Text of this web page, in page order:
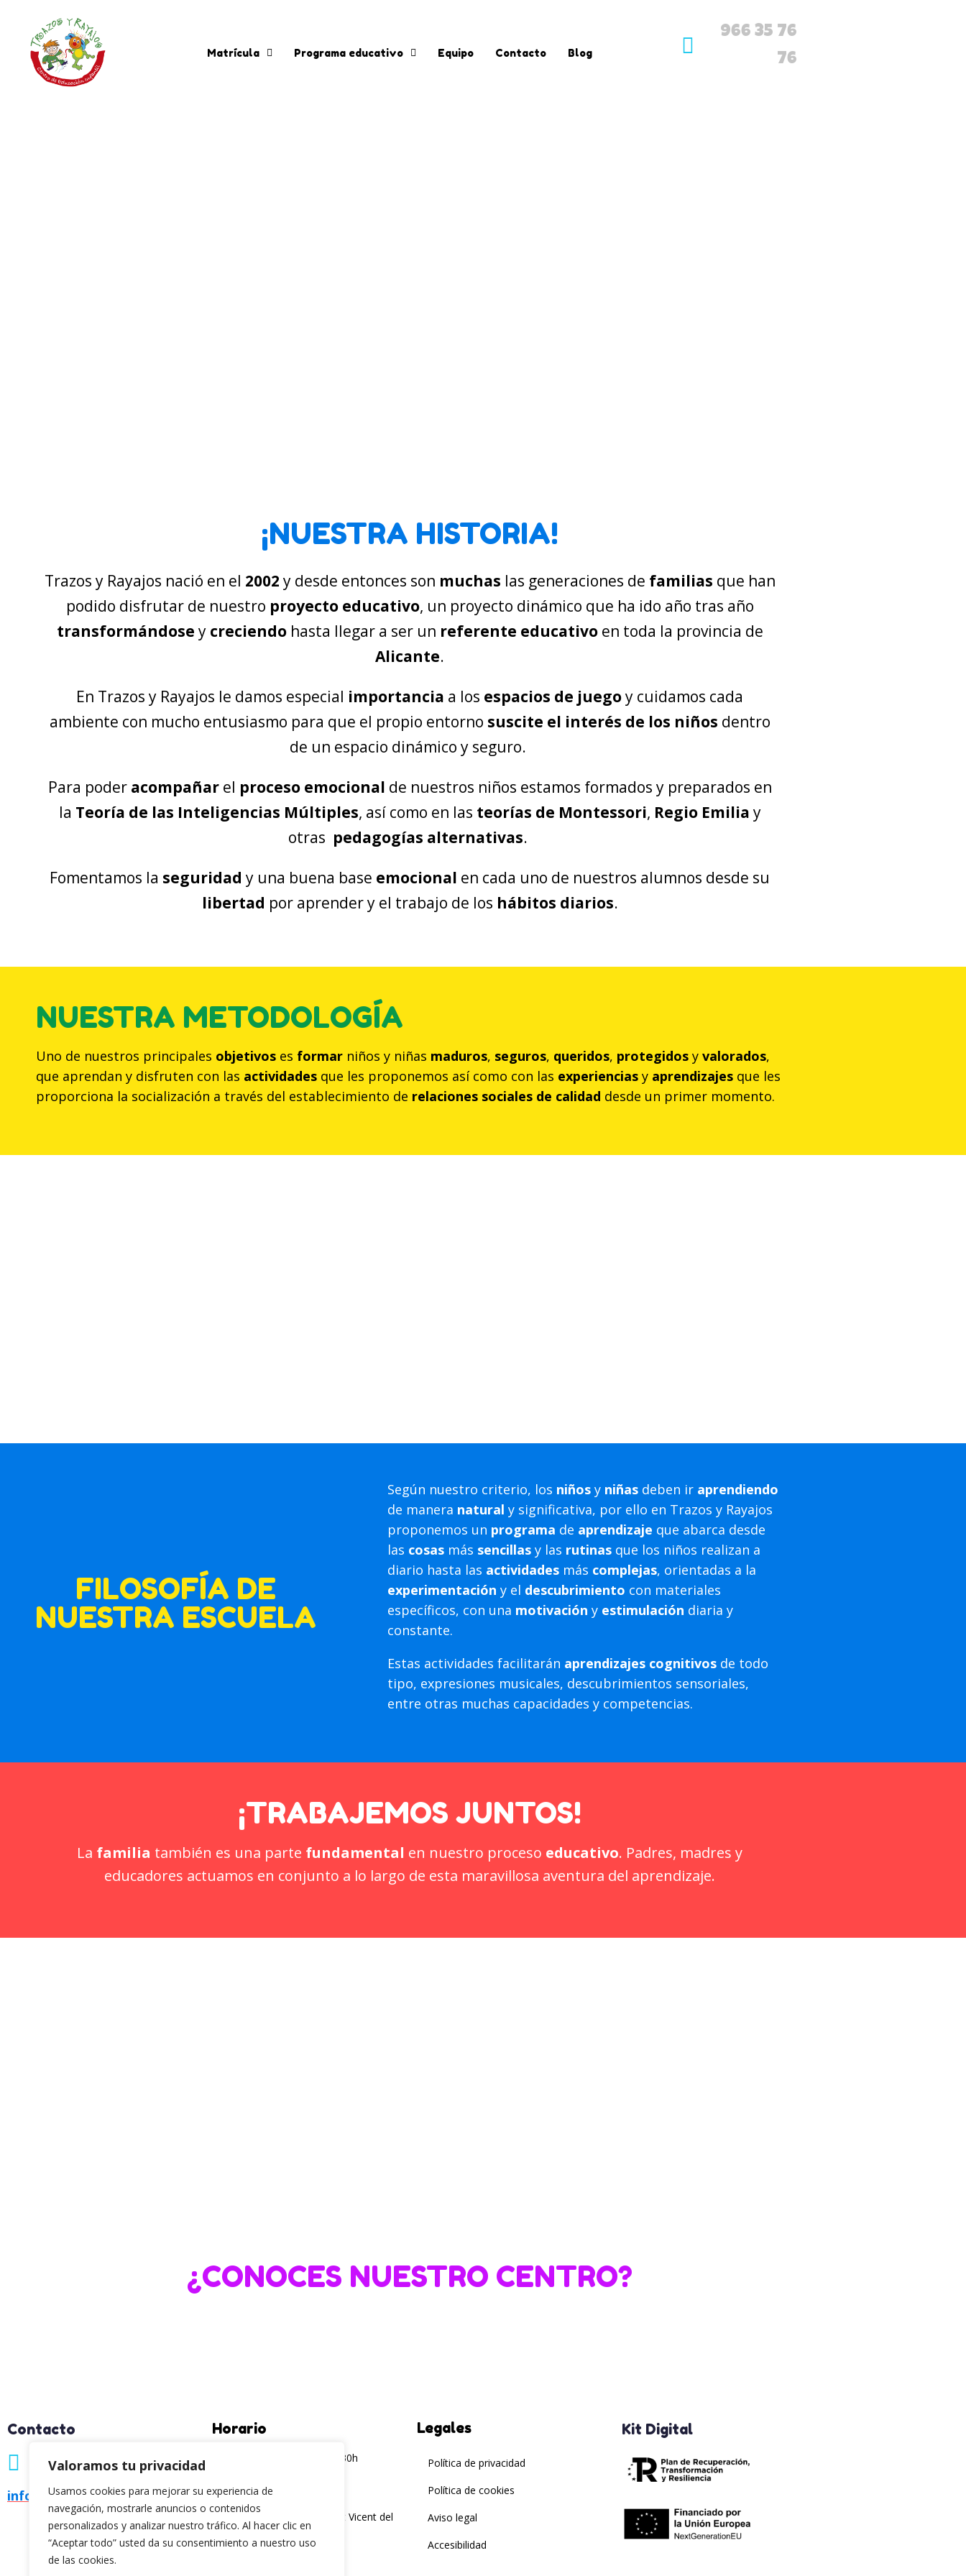
Valoramos tu privacidad
Usamos cookies para mejorar su experiencia de
navegación, mostrarle anuncios o contenidos
personalizados y analizar nuestro tráfico. Al hacer clic en
“Aceptar todo” usted da su consentimiento a nuestro uso
de las cookies.
Matrícula Programa educativo Equipo Contacto Blog
966 35 76
76
¡NUESTRA HISTORIA!
Trazos y Rayajos nació en el 2002 y desde entonces son muchas las generaciones de familias que han
podido disfrutar de nuestro proyecto educativo, un proyecto dinámico que ha ido año tras año
transformándose y creciendo hasta llegar a ser un referente educativo en toda la provincia de
Alicante.
En Trazos y Rayajos le damos especial importancia a los espacios de juegoy cuidamos cada
ambiente con mucho entusiasmo para que el propio entorno suscite el interés de los niños dentro
de un espacio dinámico y seguro.
Para poder acompañar el proceso emocional de nuestros niños estamos formados y preparados en
la Teoría de las Inteligencias Múltiples, así como en las teorías de Montessori, Regio Emilia y
otras pedagogías alternativas.
Fomentamos la seguridad y una buena base emocional en cada uno de nuestros alumnos desde su
libertad por aprender y el trabajo de los hábitos diarios.
NUESTRA METODOLOGÍA
Uno de nuestros principales objetivos es formar niños y niñas maduros, seguros, queridos, protegidos y valorados,
que aprendan y disfruten con las actividades que les proponemos así como con las experiencias y aprendizajes que les
proporciona la socialización a través del establecimiento de relaciones sociales de calidad desde un primer momento.
FILOSOFÍA DE
NUESTRA ESCUELA
Según nuestro criterio, los niños y niñas deben ir aprendiendo
de manera natural y significativa, por ello en Trazos y Rayajos
proponemos un programa de aprendizaje que abarca desde
las cosas más sencillas y las rutinas que los niños realizan a
diario hasta las actividades más complejas, orientadas a la
experimentación y el descubrimiento con materiales
específicos, con una motivación y estimulación diaria y
constante.
Estas actividades facilitarán aprendizajes cognitivos de todo
tipo, expresiones musicales, descubrimientos sensoriales,
entre otras muchas capacidades y competencias.
¡TRABAJEMOS JUNTOS!
La familia también es una parte fundamental en nuestro proceso educativo. Padres, madres y
educadores actuamos en conjunto a lo largo de esta maravillosa aventura del aprendizaje.
¿CONOCES NUESTRO CENTRO?
Contacto
966 35 76 76
info@trazosyrayajos.com
Horario
Lunes a Viernes: 7:30h – 16:30h
Ubicación
Calle Pizarro, 3 – 03690 Sant Vicent del
Raspeig, Alacant
Legales
Política de privacidad
Política de cookies
Aviso legal
Accesibilidad
Kit Digital